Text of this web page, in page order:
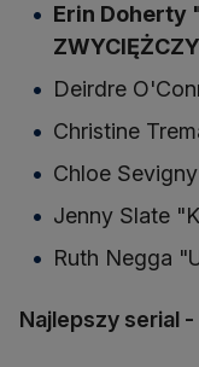
Erin Doherty
Deirdre
Christine
Chloe
Jenny Slate
Ruth Negga
Najlepszy serial